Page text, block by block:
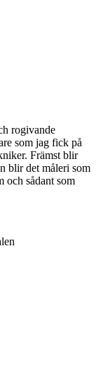
rogivande
som jag fick på
Främst blir
blir det måleri som
och sådant som